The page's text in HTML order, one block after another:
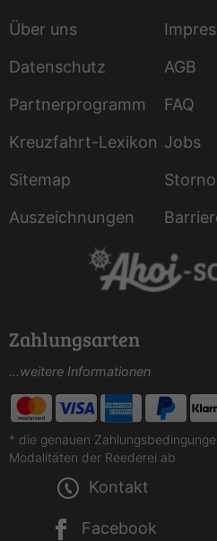
Über uns
Datenschutz
AGB
Partnerprogramm
FAQ
Kreuzfahrt-Lexikon Jobs
Sitemap
Auszeichnungen
Zahlungsarten
...weitere Informationen
* die genauen
Modalitäten der Reederei ab
Kontakt
Facebook